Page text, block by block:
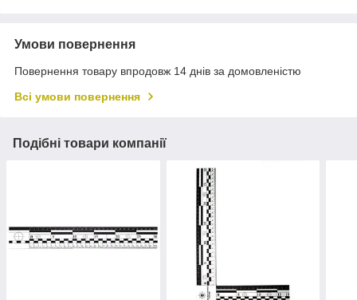
Умови повернення
Повернення товару впродовж 14 днів за домовленістю
Всі умови повернення
Подібні товари компанії